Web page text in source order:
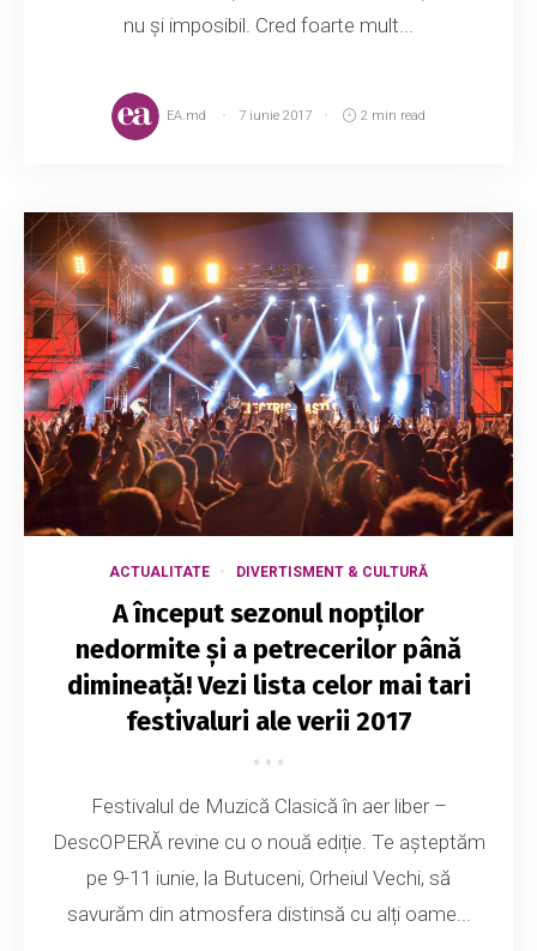
nu și imposibil. Cred foarte mult...
EA.md 7 iunie 2017 2 min read
ACTUALITATE DIVERTISMENT & CULTURĂ
A început sezonul nopților
nedormite și a petrecerilor până
dimineață! Vezi lista celor mai tari
festivaluri ale verii 2017
Festivalul de Muzică Clasică în aer liber –
DescOPERĂ revine cu o nouă ediție. Te așteptăm
pe 9-11 iunie, la Butuceni, Orheiul Vechi, să
savurăm din atmosfera distinsă cu alți oame...